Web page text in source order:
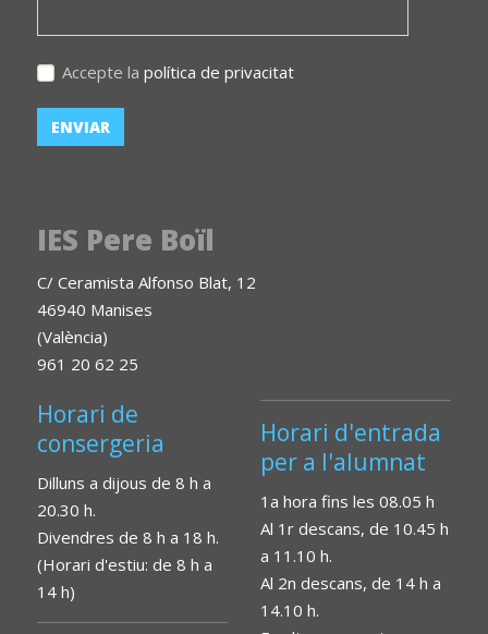
Accepte la política de privacitat
IES Pere Boïl
C/ Ceramista Alfonso Blat, 12
46940 Manises
(València)
961 20 62 25
Horari de
consergeria
Dilluns a dijous de 8 h a
20.30 h.
Divendres de 8 h a 18 h.
(Horari d'estiu: de 8 h a
14 h)
Horari d'entrada
per a l'alumnat
1a hora fins les 08.05 h
Al 1r descans, de 10.45 h
a 11.10 h.
Al 2n descans, de 14 h a
14.10 h.